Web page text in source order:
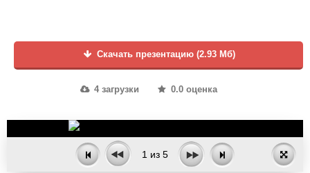
Скачать презентацию (2.93 Мб)
4 загрузки 0.0 оценка
1 из 5